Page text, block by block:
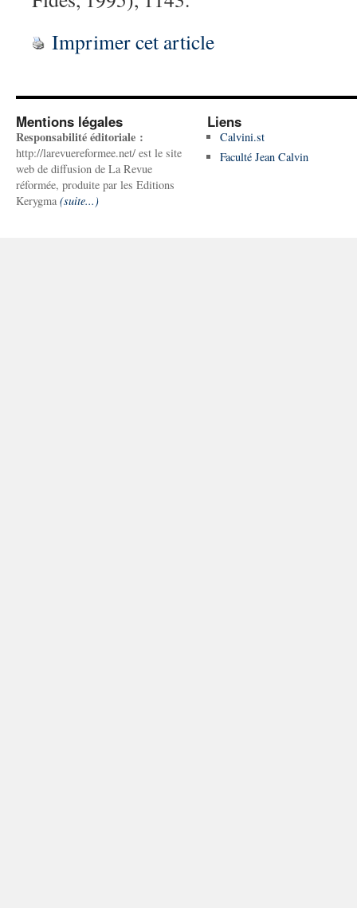
Imprimer cet article
Mentions légales
Responsabilité éditoriale :
http://larevuereformee.net/ est le site
web de diffusion de La Revue
réformée, produite par les Editions
Kerygma (suite...)
Liens
Calvini.st
Faculté Jean Calvin